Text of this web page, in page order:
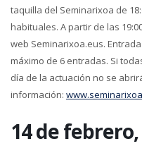
taquilla del Seminarixoa de
habituales. A partir de las
web Seminarixoa.eus.
máximo de 6 entradas. Si
día de la actuación no se
información:
14 de